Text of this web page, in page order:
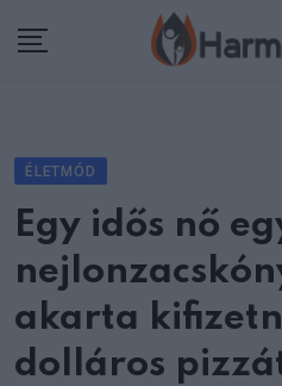
ÉLETMÓD
Egy idős nő
akarta
dolláros